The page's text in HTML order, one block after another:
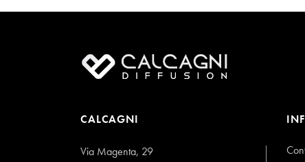
CALCAGNI
Via Magenta, 29